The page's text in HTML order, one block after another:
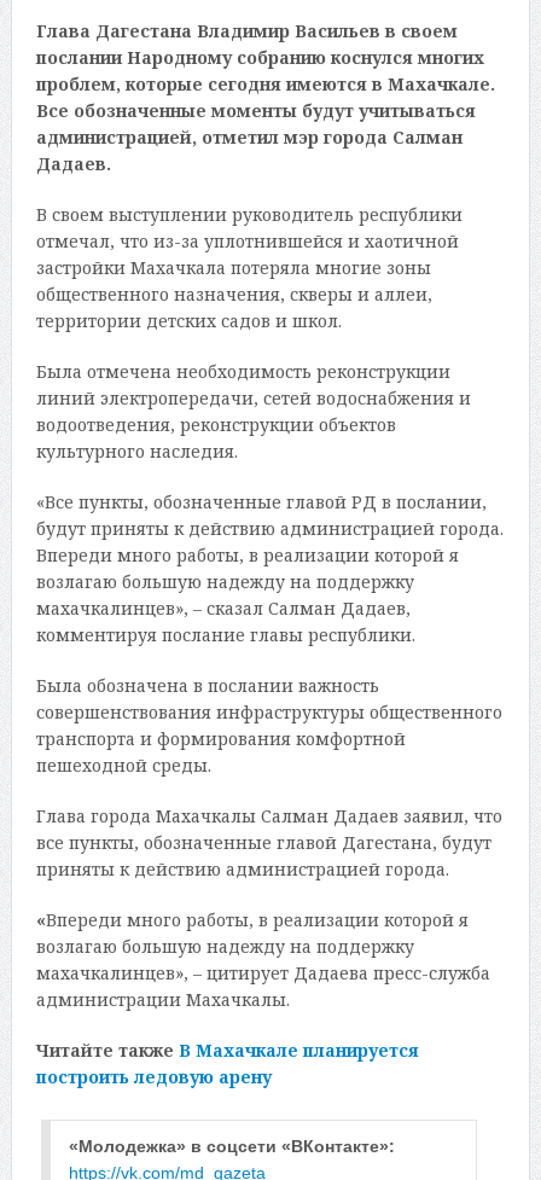
Глава Дагестана Владимир Васильев в своем
послании Народному собранию коснулся многих
проблем, которые сегодня имеются в Махачкале.
Все обозначенные моменты будут учитываться
администрацией, отметил мэр города Салман
Дадаев.
В своем выступлении руководитель республики
отмечал, что из-за уплотнившейся и хаотичной
застройки Махачкала потеряла многие зоны
общественного назначения, скверы и аллеи,
территории детских садов и школ.
Была отмечена необходимость реконструкции
линий электропередачи, сетей водоснабжения и
водоотведения, реконструкции объектов
культурного наследия.
«Все пункты, обозначенные главой РД в послании,
будут приняты к действию администрацией города.
Впереди много работы, в реализации которой я
возлагаю большую надежду на поддержку
махачкалинцев», – сказал Салман Дадаев,
комментируя послание главы республики.
Была обозначена в послании важность
совершенствования инфраструктуры общественного
транспорта и формирования комфортной
пешеходной среды.
Глава города Махачкалы Салман Дадаев заявил, что
все пункты, обозначенные главой Дагестана, будут
приняты к действию администрацией города.
«Впереди много работы, в реализации которой я
возлагаю большую надежду на поддержку
махачкалинцев», – цитирует Дадаева пресс-служба
администрации Махачкалы.
Читайте также В Махачкале планируется
построить ледовую арену
https://vk.com/md_gazeta